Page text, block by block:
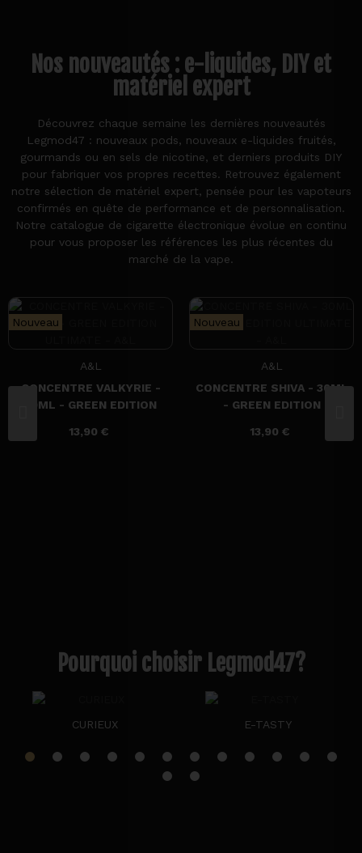
Nos nouveautés : e-liquides, DIY et
matériel expert
Découvrez chaque semaine les dernières nouveautés
Legmod47 : nouveaux pods, nouveaux e-liquides fruités,
gourmands ou en sels de nicotine, et derniers produits DIY
pour fabriquer vos propres recettes. Retrouvez également
notre sélection de matériel expert, pensée pour les vapoteurs
confirmés en quête de performance et de personnalisation.
Notre catalogue de cigarette électronique évolue en continu
pour vous proposer les références les plus récentes du
marché de la vape.
Nouveau
A&L
CONCENTRE VALKYRIE -
30ML - GREEN EDITION
13,90 €
Nouveau
A&L
CONCENTRE SHIVA - 30ML
- GREEN EDITION
13,90 €
Pourquoi choisir Legmod47?
CURIEUX E-TASTY